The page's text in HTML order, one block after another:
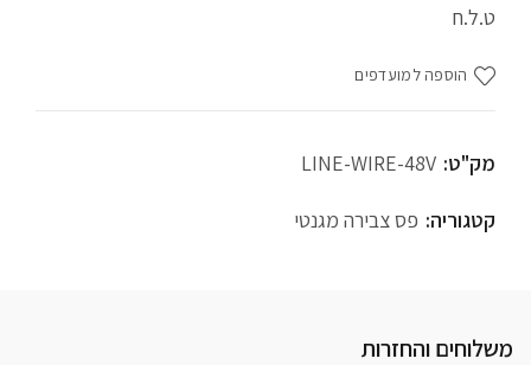
ט.ל.ח
הוספה למועדפים
מק"ט: LINE-WIRE-48V
קטגוריה: פס צבירה מגנטי
משלוחים והחזרות